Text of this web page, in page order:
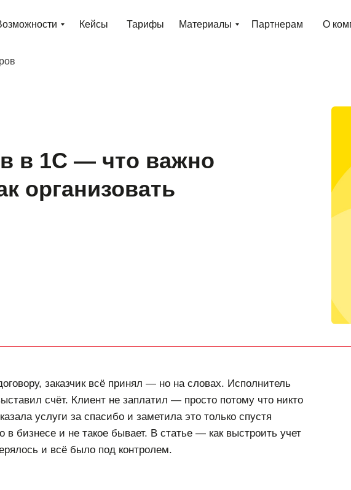
О
Партнерам
Кейсы Материалы
Тарифы
в 1С — что важно
организовать
заказчик всё принял — но на словах. Исполнитель
счёт. Клиент не заплатил — просто потому что никто
услуги за спасибо и заметила это только спустя
в бизнесе и не такое бывает. В статье — как выстроить учет
и всё было под контролем.